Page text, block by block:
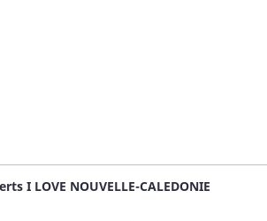
I LOVE NOUVELLE-CALEDONIE